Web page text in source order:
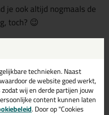
je ook altijd nogmaals de
toch? 😉
die op werkdagen vóór
de volgende
je begrip!
technieken. Naast
de website goed werkt,
wij en derde partijen jouw
content kunnen laten
. Door op "Cookies